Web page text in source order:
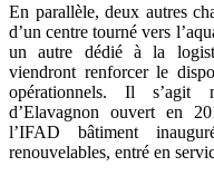
En parallèle, deux autres
d’un centre tourné vers
un autre dédié à la
viendront renforcer le
opérationnels. Il s’agit
d’Elavagnon ouvert en
l’IFAD bâtiment
renouvelables, entré en